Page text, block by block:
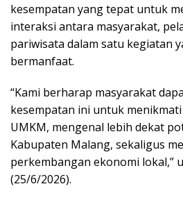
kesempatan yang tepat untuk
interaksi antara masyarakat,
pariwisata dalam satu kegiatan
bermanfaat.
“Kami berharap masyarakat
kesempatan ini untuk
UMKM, mengenal lebih dekat
Kabupaten Malang, sekaligus
perkembangan ekonomi lokal,”
(25/6/2026).